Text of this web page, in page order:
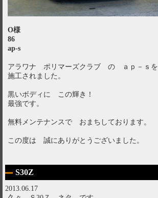
O様
86
ap-s
アラワナ ポリマーズクラブ の ａｐ－ｓを
施工されました。
黒いボディに この輝き！
最強です。
無料メンテナンスで おまちしております。
この度は 誠にありがとうございました。
S30Z
2013.06.17